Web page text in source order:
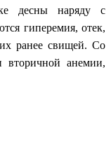
десны наряду с
гиперемия, отек,
ранее свищей. Со
вторичной анемии,